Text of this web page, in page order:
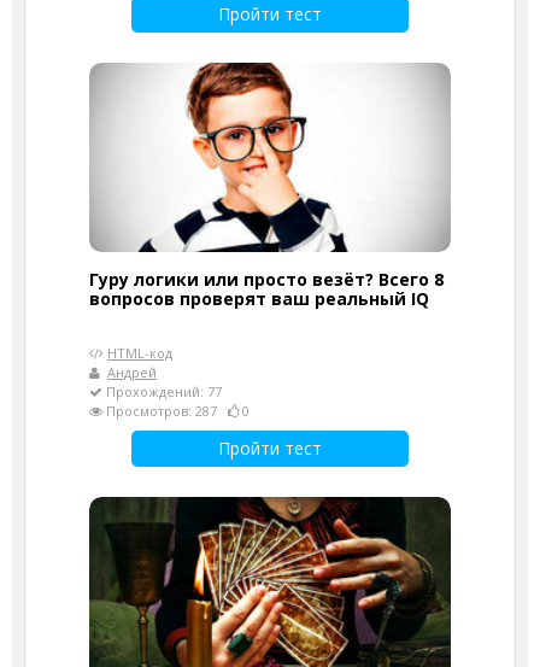
Пройти тест
Гуру логики или просто везёт? Всего 8
вопросов проверят ваш реальный IQ
HTML-код
Андрей
Прохождений: 77
Просмотров: 287
0
Пройти тест